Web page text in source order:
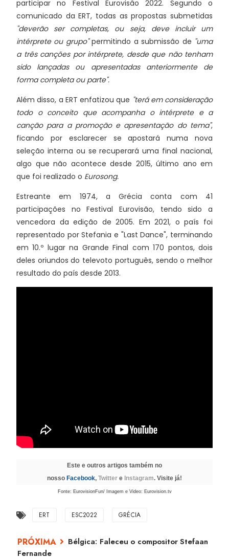
participar no Festival Eurovisão 2022. Segundo o
comunicado da ERT, todas as propostas submetidas
"deverão ser completas, ou seja, deve incluir um
intérprete ou grupo"permitindo a submissão de "uma
a três canções por intérprete, desde que não tenham
sido lançadas ou apresentadas anteriormente de
forma completa ou parte".
Além disso, a ERT enfatizou que "terá em consideração
todo o conceito que acompanha o intérprete e a
canção para a promoção e apresentação do tema",
ficando por esclarecer se apostará numa nova
seleção interna ou se recuperará uma final nacional,
algo que não acontece desde 2015, último ano em
que foi realizado o Eurosong.
Estreante em 1974, a Grécia conta com 41
participações no Festival Eurovisão, tendo sido a
vencedora da edição de 2005. Em 2021, o país foi
representado por Stefania e "Last Dance", terminando
em 10.º lugar na Grande Final com 170 pontos, dois
deles oriundos do televoto português, sendo o melhor
resultado do país desde 2013.
Este e outros artigos também no
nosso Facebook, Twitter e Instagram. Visite já!
Fonte: EurovisionFun/ Imagem e Video: Eurovision.tv
ERT ESC2022 GRÉCIA
Bélgica: Faleceu o compositor Stefaan
Fernande